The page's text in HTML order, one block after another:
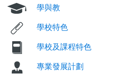
學與教
學校特色
學校及課程特色
專業發展計劃